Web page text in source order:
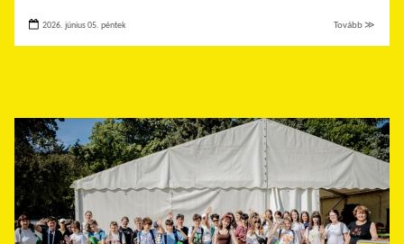
2026. június 05. péntek Tovább ≫